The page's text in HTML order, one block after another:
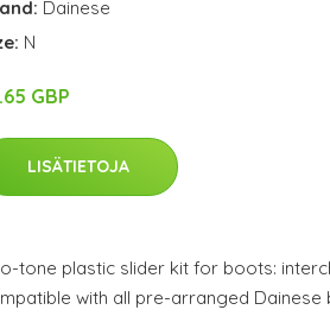
Dainese
N
GBP
LISÄTIETOJA
tone plastic slider kit for boots:
with all pre-arranged Dainese